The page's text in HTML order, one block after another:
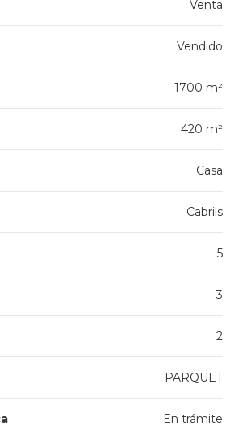
Venta
Vendido
1700 m²
420 m²
Casa
Cabrils
5
3
2
PARQUET
En trámite